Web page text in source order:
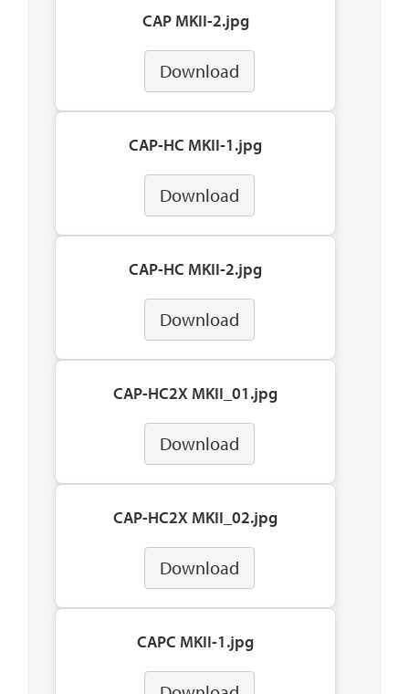
CAP MKII-2.jpg
Download
CAP-HC MKII-1.jpg
Download
CAP-HC MKII-2.jpg
Download
CAP-HC2X MKII_01.jpg
Download
CAP-HC2X MKII_02.jpg
Download
CAPC MKII-1.jpg